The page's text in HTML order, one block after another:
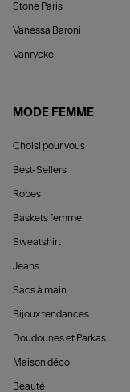
Stone Paris
Vanessa Baroni
Vanrycke
MODE FEMME
Choisi pour vous
Best-Sellers
Robes
Baskets femme
Sweatshirt
Jeans
Sacs à main
Bijoux tendances
Doudounes et Parkas
Maison déco
Beauté